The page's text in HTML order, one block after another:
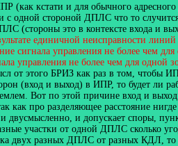
(как кстати и для обычного
с одной стороной ДПЛС что то
(стороны это в контексте входа и
единичной неисправности
сигнала управления не более чем
управления не более чем для
этого БРИЗ как раз в том, чтобы
(вход и выход) в ИПР, то будет ли
Вот по этой причине вход и
как про разделяющее расстояние
двусмысленно, и допускает споры,
участки от одной ДПЛС сколько
двух разных ДПЛС от разных КДЛ, то